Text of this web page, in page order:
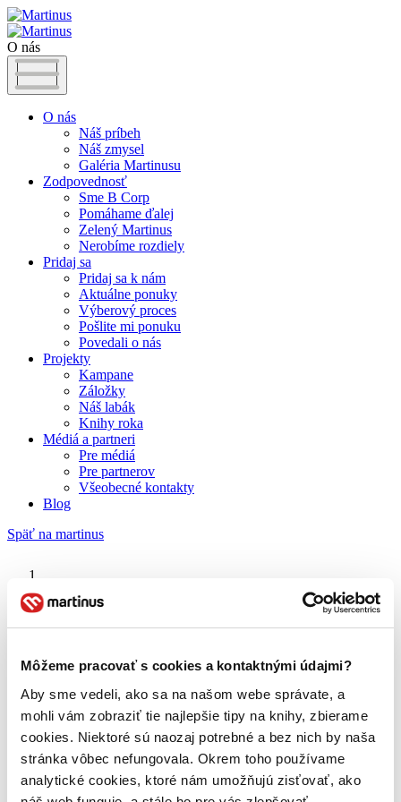
Môžeme pracovať s cookies a kontaktnými údajmi?
Aby sme vedeli, ako sa na našom webe správate, a
mohli vám zobraziť tie najlepšie tipy na knihy, zbierame
cookies. Niektoré sú naozaj potrebné a bez nich by naša
stránka vôbec nefungovala. Okrem toho používame
analytické cookies, ktoré nám umožňujú zisťovať, ako
O nás
O nás
Náš príbeh
Náš zmysel
Galéria Martinusu
Zodpovednosť
Sme B Corp
Pomáhame ďalej
Zelený Martinus
Nerobíme rozdiely
Pridaj sa
Pridaj sa k nám
Aktuálne ponuky
Výberový proces
Pošlite mi ponuku
Povedali o nás
Projekty
Kampane
Záložky
Náš labák
Knihy roka
Médiá a partneri
Pre médiá
Pre partnerov
Všeobecné kontakty
Blog
Späť na martinus
Útek do divočiny
O nás
Náš príbeh
Galéria Martinusu
Zodpovednosť
Sme B Corp